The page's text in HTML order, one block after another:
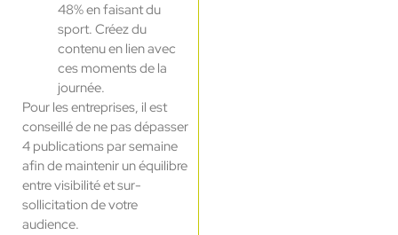
48% en faisant du
sport. Créez du
contenu en lien avec
ces moments de la
journée.
Pour les entreprises, il est
conseillé de ne pas dépasser
4 publications par semaine
afin de maintenir un équilibre
entre visibilité et sur-
sollicitation de votre
audience.